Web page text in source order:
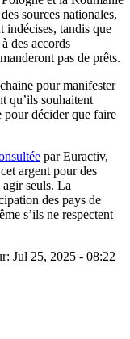
sources nationales,
indécises, tandis que
des accords
pas de prêts.
pour manifester
qu’ils souhaitent
pour décider que faire
par Euractiv,
argent pour des
agir seuls. La
des pays de
s’ils ne respectent
Jul 25, 2025 - 08:22